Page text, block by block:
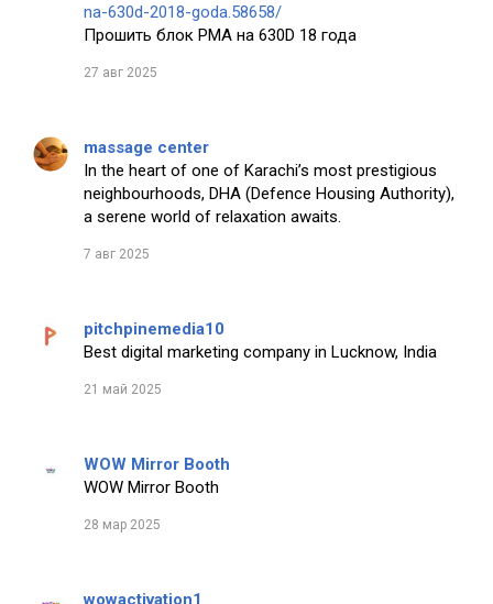
na-630d-2018-goda.58658/
Прошить блок PMA на 630D 18 года
27 авг 2025
massage center
In the heart of one of Karachi’s most prestigious
neighbourhoods, DHA (Defence Housing Authority),
a serene world of relaxation awaits.
7 авг 2025
pitchpinemedia10
Best digital marketing company in Lucknow, India
21 май 2025
WOW Mirror Booth
WOW Mirror Booth
28 мар 2025
wowactivation1